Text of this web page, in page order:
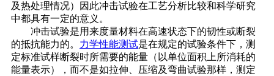
及热处理情况）因此冲击试验在工艺分析比较和科学研究
中都具有一定的意义。
冲击试验是用来度量材料在高速状态下的韧性或断裂
的抵抗能力的。 力学性能测试是在规定的试验条件下，测
定标准试样断裂时所需要的能量（以单位面积上所消耗的
能量表示），而不是如拉伸、压缩及弯曲试验那样，测定